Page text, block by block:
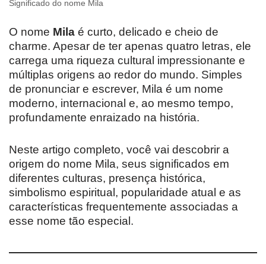
Significado do nome Mila
O nome Mila é curto, delicado e cheio de
charme. Apesar de ter apenas quatro letras, ele
carrega uma riqueza cultural impressionante e
múltiplas origens ao redor do mundo. Simples
de pronunciar e escrever, Mila é um nome
moderno, internacional e, ao mesmo tempo,
profundamente enraizado na história.
Neste artigo completo, você vai descobrir a
origem do nome Mila, seus significados em
diferentes culturas, presença histórica,
simbolismo espiritual, popularidade atual e as
características frequentemente associadas a
esse nome tão especial.